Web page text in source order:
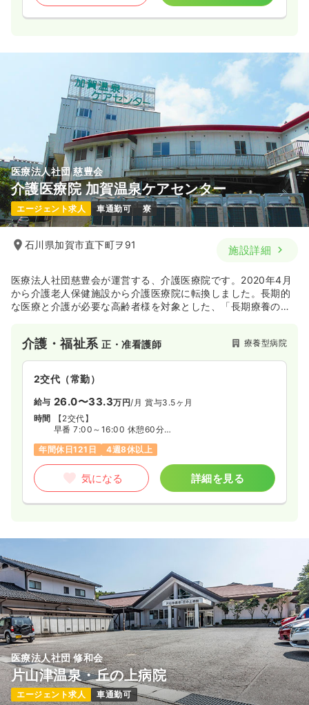
医療法人社団 慈豊会
介護医療院 加賀温泉ケアセンター
エージェント求人 車通勤可 寮
石川県加賀市直下町ヲ91 施設詳細
医療法人社団慈豊会が運営する、介護医療院です。2020年4月
から介護老人保健施設から介護医療院に転換しました。長期的
な医療と介護が必要な高齢者様を対象とした、「長期療養のた
介護・福祉系正・准看護師 療養型病院
2交代（常勤）
給与 26.0〜33.3万円/月 賞与3.5ヶ月
時間
【2交代】
早番 7:00～16:00 休憩60分
夜勤 17:00～翌9:00 休憩120分（月4～5回）
年間休日121日 4週8休以上
気になる 詳細を見る
医療法人社団 修和会
片山津温泉・丘の上病院
エージェント求人 車通勤可